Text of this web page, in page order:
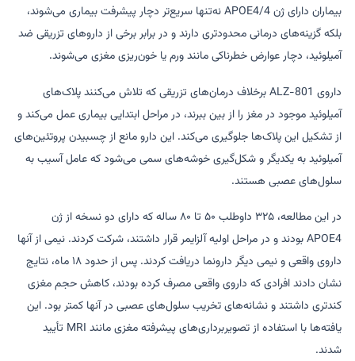
بیماران دارای ژن APOE4/4 نه‌تنها سریع‌تر دچار پیشرفت بیماری می‌شوند،
بلکه گزینه‌های درمانی محدودتری دارند و در برابر برخی از داروهای تزریقی ضد
آمیلوئید، دچار عوارض خطرناکی مانند ورم یا خون‌ریزی مغزی می‌شوند.
داروی ALZ-801 برخلاف درمان‌های تزریقی که تلاش می‌کنند پلاک‌های
آمیلوئید موجود در مغز را از بین ببرند، در مراحل ابتدایی بیماری عمل می‌کند و
از تشکیل این پلاک‌ها جلوگیری می‌کند. این دارو مانع از چسبیدن پروتئین‌های
آمیلوئید به یکدیگر و شکل‌گیری خوشه‌های سمی می‌شود که عامل آسیب به
سلول‌های عصبی هستند.
در این مطالعه، ۳۲۵ داوطلب ۵۰ تا ۸۰ ساله که دارای دو نسخه از ژن
APOE4 بودند و در مراحل اولیه آلزایمر قرار داشتند، شرکت کردند. نیمی از آنها
داروی واقعی و نیمی دیگر دارونما دریافت کردند. پس از حدود ۱۸ ماه، نتایج
نشان دادند افرادی که داروی واقعی مصرف کرده بودند، کاهش حجم مغزی
کندتری داشتند و نشانه‌های تخریب سلول‌های عصبی در آنها کمتر بود. این
یافته‌ها با استفاده از تصویربرداری‌های پیشرفته مغزی مانند MRI تأیید
شدند.